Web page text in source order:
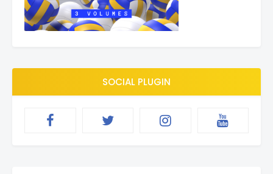
SOCIAL PLUGIN